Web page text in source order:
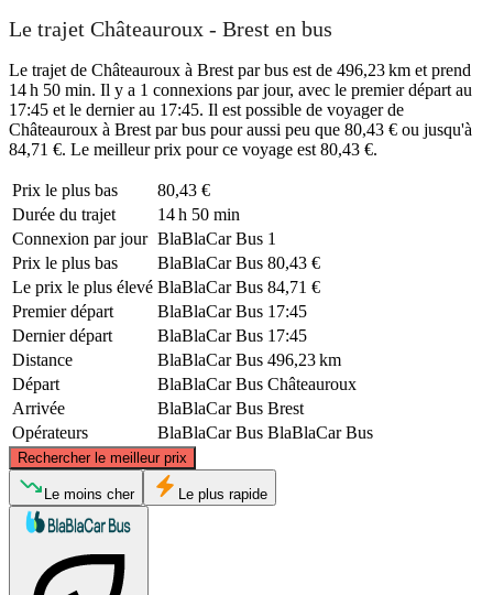
Le trajet Châteauroux - Brest en bus
Le trajet de Châteauroux à Brest par bus est de 496,23 km et prend
14 h 50 min. Il y a 1 connexions par jour, avec le premier départ au
17:45 et le dernier au 17:45. Il est possible de voyager de
Châteauroux à Brest par bus pour aussi peu que 80,43 € ou jusqu'à
84,71 €. Le meilleur prix pour ce voyage est 80,43 €.
Prix ​​le plus bas
80,43 €
Durée du trajet
14 h 50 min
Connexion par jour BlaBlaCar Bus 1
Prix ​​le plus bas
BlaBlaCar Bus 80,43 €
Le prix le plus élevé BlaBlaCar Bus 84,71 €
Premier départ
BlaBlaCar Bus 17:45
Dernier départ
BlaBlaCar Bus 17:45
Distance
BlaBlaCar Bus 496,23 km
Départ
BlaBlaCar Bus Châteauroux
Arrivée
BlaBlaCar Bus Brest
Opérateurs
BlaBlaCar Bus BlaBlaCar Bus
Rechercher le meilleur prix
Brest, Brittany
© CARTO, ©OpenStreetMap
Le moins cher Le plus rapide